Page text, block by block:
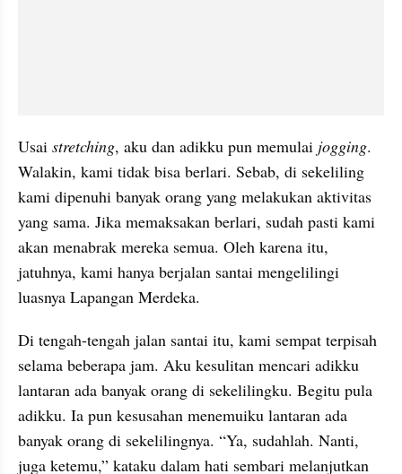
Usai stretching, aku dan adikku pun memulai jogging.
Walakin, kami tidak bisa berlari. Sebab, di sekeliling
kami dipenuhi banyak orang yang melakukan aktivitas
yang sama. Jika memaksakan berlari, sudah pasti kami
akan menabrak mereka semua. Oleh karena itu,
jatuhnya, kami hanya berjalan santai mengelilingi
luasnya Lapangan Merdeka.
Di tengah-tengah jalan santai itu, kami sempat terpisah
selama beberapa jam. Aku kesulitan mencari adikku
lantaran ada banyak orang di sekelilingku. Begitu pula
adikku. Ia pun kesusahan menemuiku lantaran ada
banyak orang di sekelilingnya. “Ya, sudahlah. Nanti,
juga ketemu,” kataku dalam hati sembari melanjutkan